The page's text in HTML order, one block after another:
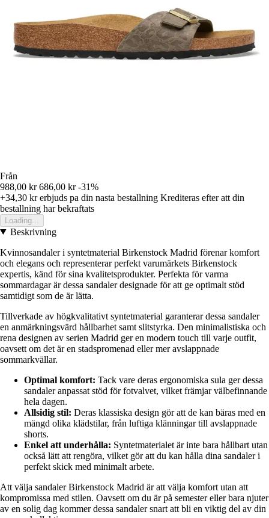
Från
988,00 kr 686,00 kr -31%
+34,30 krerbjuds pa din nasta bestallning Krediteras efter att din
bestallning har bekraftats
Loading...
Beskrivning
Kvinnosandaler i syntetmaterial Birkenstock Madrid förenar komfort
och elegans och representerar perfekt varumärkets Birkenstock
expertis, känd för sina kvalitetsprodukter. Perfekta för varma
sommardagar är dessa sandaler designade för att ge optimalt stöd
samtidigt som de är lätta.
Tillverkade av högkvalitativt syntetmaterial garanterar dessa sandaler
en anmärkningsvärd hållbarhet samt slitstyrka. Den minimalistiska och
rena designen av serien Madrid ger en modern touch till varje outfit,
oavsett om det är en stadspromenad eller mer avslappnade
sommarkvällar.
Optimal komfort: Tack vare deras ergonomiska sula ger dessa
sandaler anpassat stöd för fotvalvet, vilket främjar välbefinnande
hela dagen.
Allsidig stil: Deras klassiska design gör att de kan bäras med en
mängd olika klädstilar, från luftiga klänningar till avslappnade
shorts.
Enkel att underhålla: Syntetmaterialet är inte bara hållbart utan
också lätt att rengöra, vilket gör att du kan hålla dina sandaler i
perfekt skick med minimalt arbete.
Att välja sandaler Birkenstock Madrid är att välja komfort utan att
kompromissa med stilen. Oavsett om du är på semester eller bara njuter
av en solig dag kommer dessa sandaler snart att bli en viktig del av din